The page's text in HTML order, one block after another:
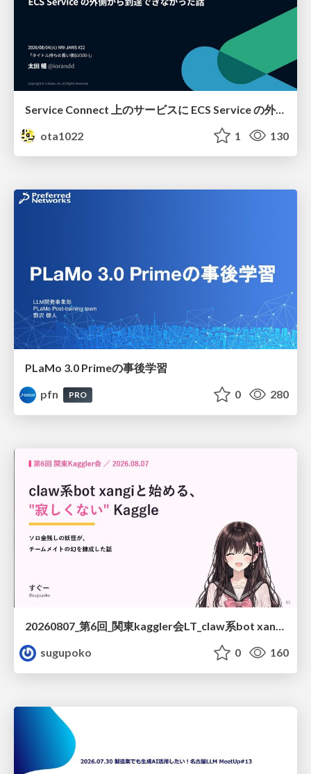
Service Connect 上のサービスに ECS Service の外側から到達できなかった話
ota1022
1 130
PLaMo 3.0 Primeの事後学習
pfn
PRO 0 280
20260807_第6回_関東kaggler会LT_claw系bot xangiと始める、"寂しくない" kaggle
sugupoko
0 160